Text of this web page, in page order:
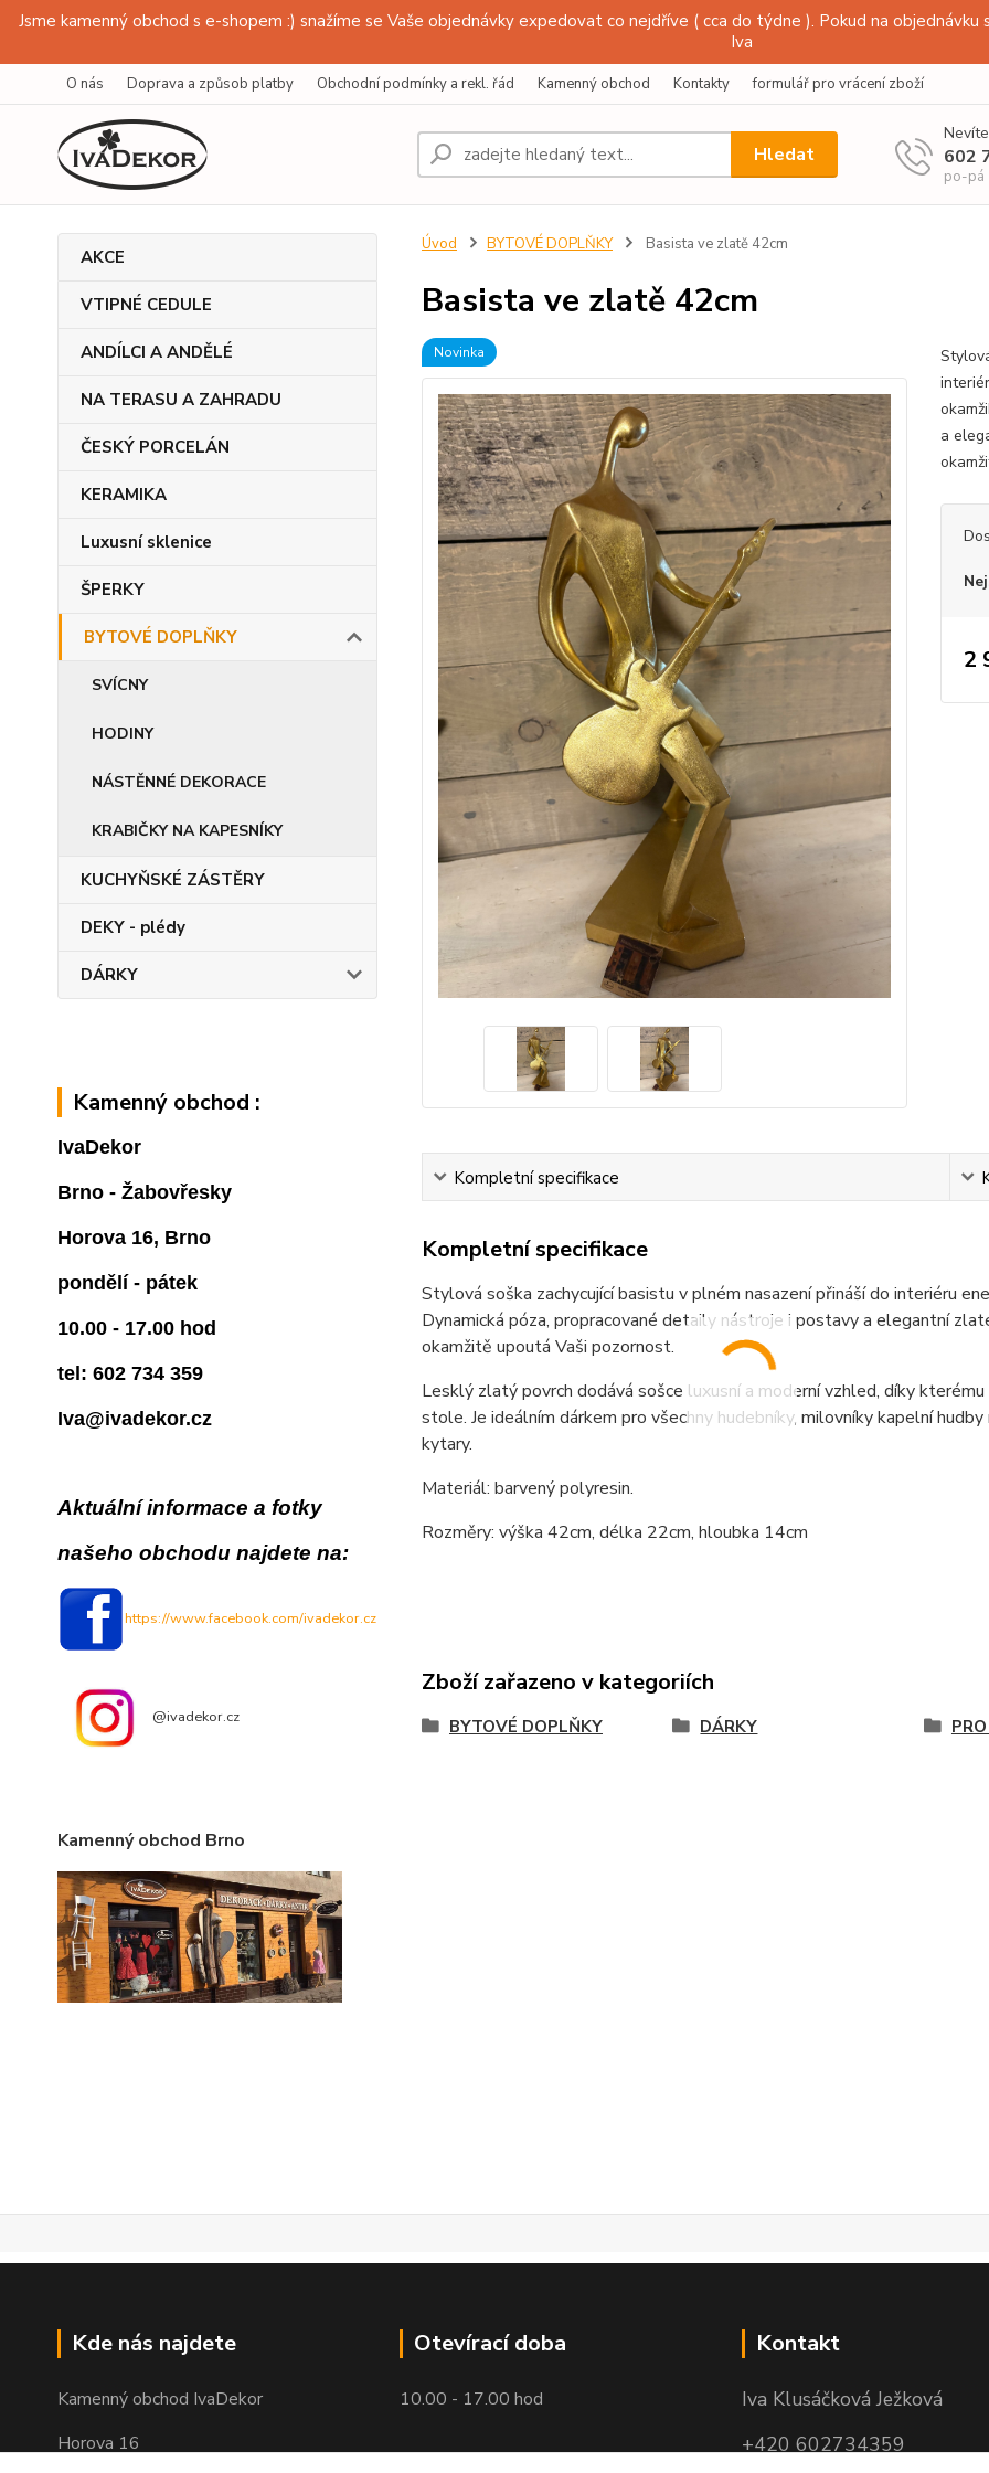
Jsme kamenný obchod s e-shopem :) snažíme se Vaše objednávky expedovat co nejdříve ( cca do týdne ). Pokud na
Iva
O nás Doprava a způsob platby Obchodní podmínky a rekl. řád Kamenný obchod Kontakty formulář pro vrácení zboží
Hledat 602
po-pá
AKCE
VTIPNÉ CEDULE
ANDÍLCI A ANDĚLÉ
NA TERASU A ZAHRADU
ČESKÝ PORCELÁN
KERAMIKA
Luxusní sklenice
ŠPERKY
BYTOVÉ DOPLŇKY
SVÍCNY
HODINY
NÁSTĚNNÉ DEKORACE
KRABIČKY NA KAPESNÍKY
KUCHYŇSKÉ ZÁSTĚRY
DEKY - plédy
DÁRKY
Kamenný obchod :
IvaDekor
Brno - Žabovřesky
Horova 16, Brno
pondělí - pátek
10.00 - 17.00 hod
tel: 602 734 359
Iva@ivadekor.cz
Aktuální informace a fotky
našeho obchodu najdete na:
https://www.facebook.com/ivadekor.cz
@ivadekor.cz
Kamenný obchod Brno
Úvod BYTOVÉ DOPLŇKY Basista ve zlatě 42cm
Basista ve zlatě 42cm
Novinka
a
2
Kompletní specifikace
Kompletní specifikace
Stylová soška zachycující basistu v plném nasazení přináší do interiéru
Dynamická póza, propracované detaily nástroje i postavy a elegantní
okamžitě upoutá Vaši pozornost.
Lesklý zlatý povrch dodává sošce luxusní a moderní vzhled, díky
stole. Je ideálním dárkem pro všechny hudebníky, milovníky kapelní
kytary.
Materiál: barvený polyresin.
Rozměry: výška 42cm, délka 22cm, hloubka 14cm
Zboží zařazeno v kategoriích
BYTOVÉ DOPLŇKY DÁRKY
Kde nás najdete
Kamenný obchod IvaDekor
Horova 16
Otevírací doba
10.00 - 17.00 hod
Kontakt
Iva Klusáčková Ježková
+420 602734359